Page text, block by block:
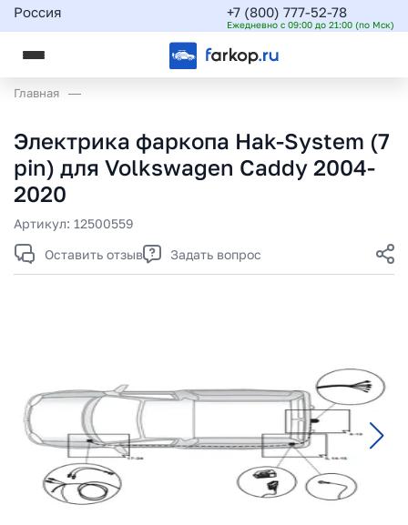
Россия +7 (800) 777-52-78
Ежедневно с 09:00 до 21:00 (по Мск)
Главная
Электрика фаркопа Hak-System (7
pin) для Volkswagen Caddy 2004-
2020
Артикул: 12500559
Оставить отзыв
Задать вопрос